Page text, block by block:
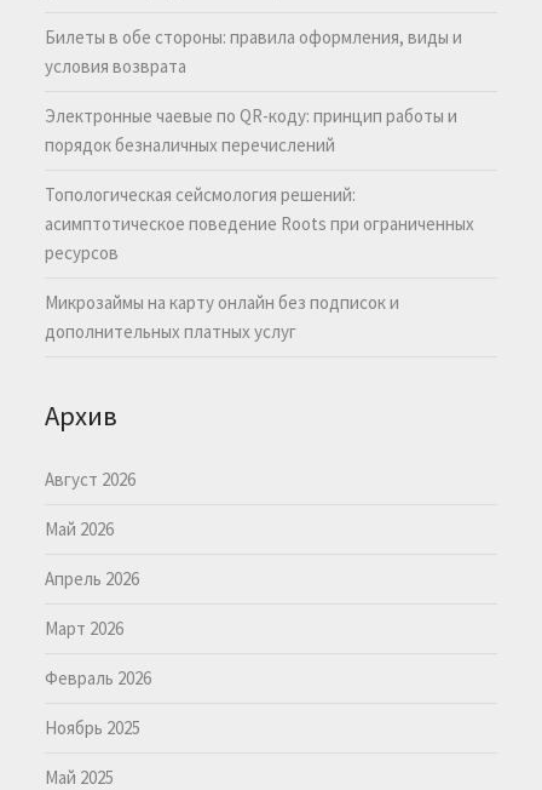
Билеты в обе стороны: правила оформления, виды и
условия возврата
Электронные чаевые по QR-коду: принцип работы и
порядок безналичных перечислений
Топологическая сейсмология решений:
асимптотическое поведение Roots при ограниченных
ресурсов
Микрозаймы на карту онлайн без подписок и
дополнительных платных услуг
Архив
Август 2026
Май 2026
Апрель 2026
Март 2026
Февраль 2026
Ноябрь 2025
Май 2025